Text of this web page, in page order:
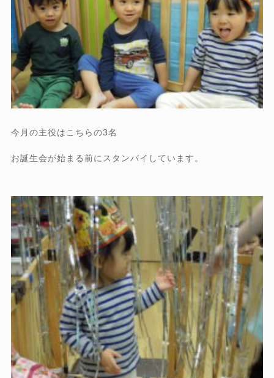
今月の主役はこちらの3名
お誕生会が始まる前にスタンバイしています。